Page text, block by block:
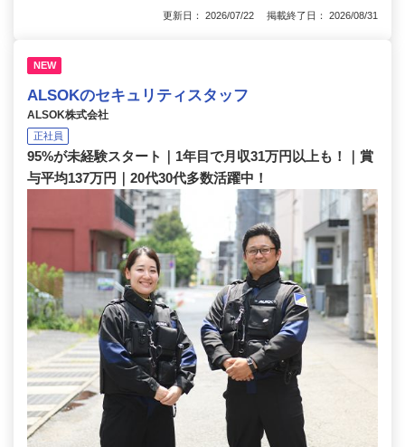
更新日： 2026/07/22 掲載終了日： 2026/08/31
NEW
ALSOKのセキュリティスタッフ
ALSOK株式会社
正社員
95%が未経験スタート｜1年目で月収31万円以上も！｜賞
与平均137万円｜20代30代多数活躍中！